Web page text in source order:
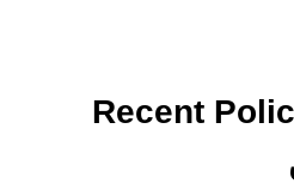
Recent